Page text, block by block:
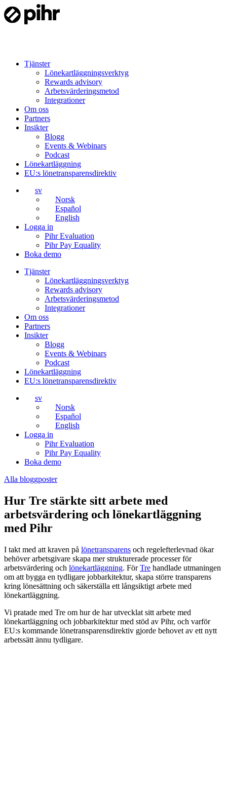
Tjänster
Lönekartläggningsverktyg
Rewards advisory
Arbetsvärderingsmetod
Integrationer
Om oss
Partners
Insikter
Blogg
Events & Webinars
Podcast
Lönekartläggning
EU:s lönetransparensdirektiv
sv
Norsk
Español
English
Logga in
Pihr Evaluation
Pihr Pay Equality
Boka demo
Tjänster
Lönekartläggningsverktyg
Rewards advisory
Arbetsvärderingsmetod
Integrationer
Om oss
Partners
Insikter
Blogg
Events & Webinars
Podcast
Lönekartläggning
EU:s lönetransparensdirektiv
sv
Norsk
Español
English
Logga in
Pihr Evaluation
Pihr Pay Equality
Boka demo
Alla bloggposter
Hur Tre stärkte sitt arbete med
arbetsvärdering och lönekartläggning
med Pihr
I takt med att kraven på lönetransparens och regelefterlevnad ökar
behöver arbetsgivare skapa mer strukturerade processer för
arbetsvärdering och lönekartläggning. FörTre handlade utmaningen
om att bygga en tydligare jobbarkitektur, skapa större transparens
kring lönesättning och säkerställa ett långsiktigt arbete med
lönekartläggning.
Vi pratade med Tre om hur de har utvecklat sitt arbete med
lönekartläggning och jobbarkitektur med stöd av Pihr, och varför
EU:s kommande lönetransparensdirektiv gjorde behovet av ett nytt
arbetssätt ännu tydligare.